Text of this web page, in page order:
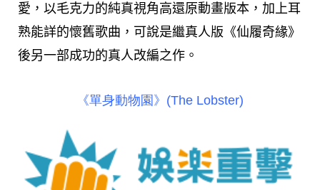
愛，以毛克力的純真視角高還原動畫版本，加上耳
熟能詳的懷舊歌曲，可說是繼真人版《仙履奇緣》
後另一部成功的真人改編之作。
《單身動物園》(The Lobster)